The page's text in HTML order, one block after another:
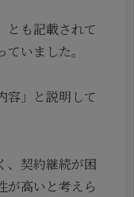
とも記載されて
いました。
容」と説明して
、契約継続が困
が高いと考えら